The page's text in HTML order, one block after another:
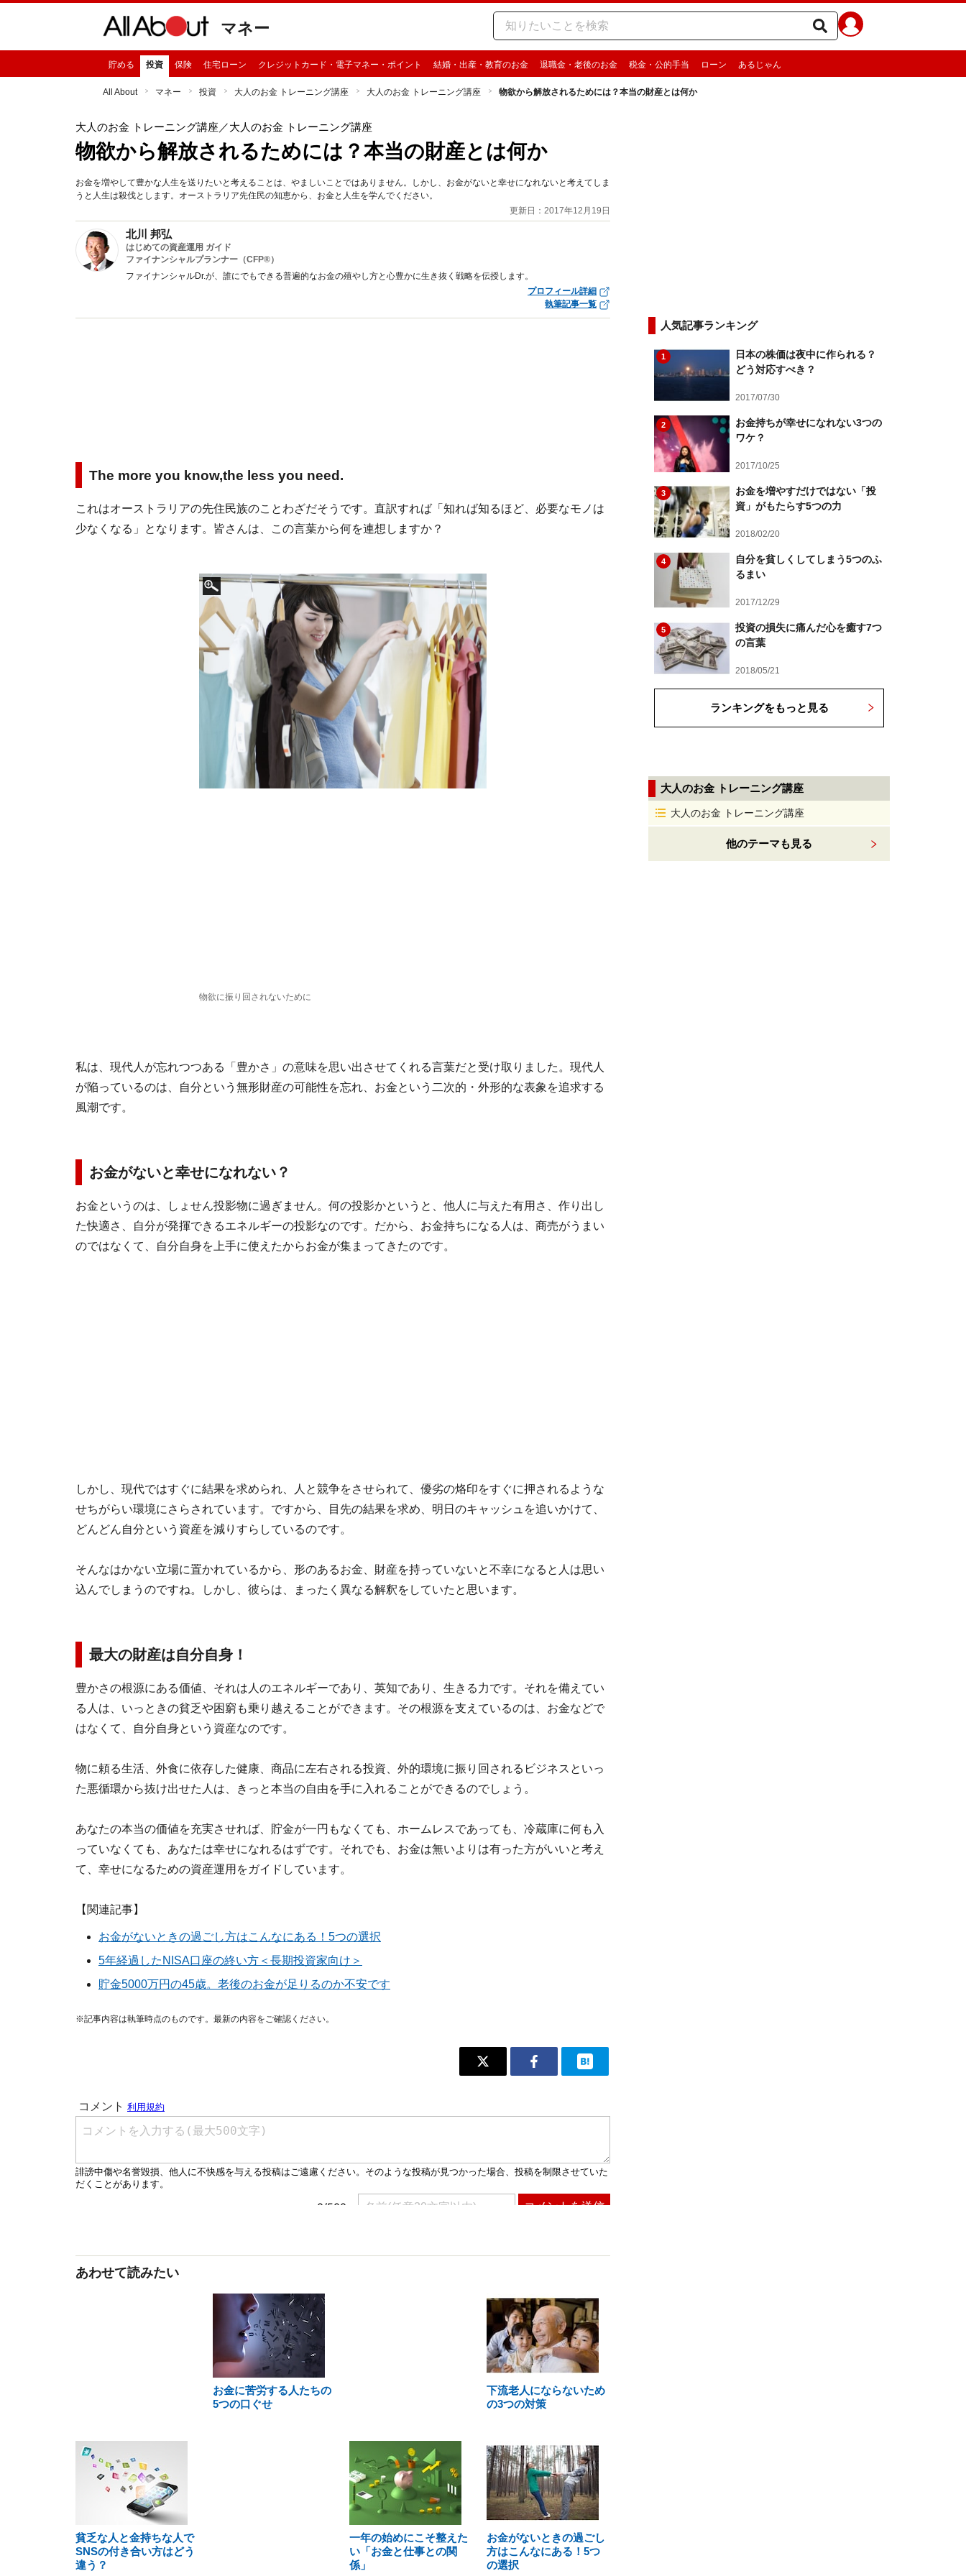
マネー
貯める 投資 保険 住宅ローン クレジットカード・電子マネー・ポイント 結婚・出産・教育のお金 退職金・老後のお金 税金・公的手当 ローン あるじゃん
All About マネー 投資 大人のお金 トレーニング講座 大人のお金 トレーニング講座 物欲から解放されるためには？本当の財産とは何か
大人のお金 トレーニング講座 ／大人のお金 トレーニング講座
物欲から解放されるためには？本当の財産とは何か
お金を増やして豊かな人生を送りたいと考えることは、やましいことではありません。しかし、お金がないと幸せになれないと考えてしま
うと人生は殺伐とします。オーストラリア先住民の知恵から、お金と人生を学んでください。
更新日：2017年12月19日
北川 邦弘
はじめての資産運用 ガイド
ファイナンシャルプランナー（CFP®）
ファイナンシャルDr.が、誰にでもできる普遍的なお金の殖やし方と心豊かに生き抜く戦略を伝授します。
プロフィール詳細
執筆記事一覧
The more you know,the less you need.
これはオーストラリアの先住民族のことわざだそうです。直訳すれば「知れば知るほど、必要なモノは
少なくなる」となります。皆さんは、この言葉から何を連想しますか？
物欲に振り回されないために
私は、現代人が忘れつつある「豊かさ」の意味を思い出させてくれる言葉だと受け取りました。現代人
が陥っているのは、自分という無形財産の可能性を忘れ、お金という二次的・外形的な表象を追求する
風潮です。
お金がないと幸せになれない？
お金というのは、しょせん投影物に過ぎません。何の投影かというと、他人に与えた有用さ、作り出し
た快適さ、自分が発揮できるエネルギーの投影なのです。だから、お金持ちになる人は、商売がうまい
のではなくて、自分自身を上手に使えたからお金が集まってきたのです。
しかし、現代ではすぐに結果を求められ、人と競争をさせられて、優劣の烙印をすぐに押されるような
せちがらい環境にさらされています。ですから、目先の結果を求め、明日のキャッシュを追いかけて、
どんどん自分という資産を減りすらしているのです。
そんなはかない立場に置かれているから、形のあるお金、財産を持っていないと不幸になると人は思い
込んでしまうのですね。しかし、彼らは、まったく異なる解釈をしていたと思います。
最大の財産は自分自身！
豊かさの根源にある価値、それは人のエネルギーであり、英知であり、生きる力です。それを備えてい
る人は、いっときの貧乏や困窮も乗り越えることができます。その根源を支えているのは、お金などで
はなくて、自分自身という資産なのです。
物に頼る生活、外食に依存した健康、商品に左右される投資、外的環境に振り回されるビジネスといっ
た悪循環から抜け出せた人は、きっと本当の自由を手に入れることができるのでしょう。
あなたの本当の価値を充実させれば、貯金が一円もなくても、ホームレスであっても、冷蔵庫に何も入
っていなくても、あなたは幸せになれるはずです。それでも、お金は無いよりは有った方がいいと考え
て、幸せになるための資産運用をガイドしています。
【関連記事】
お金がないときの過ごし方はこんなにある！5つの選択
5年経過したNISA口座の終い方＜長期投資家向け＞
貯金5000万円の45歳。老後のお金が足りるのか不安です
※記事内容は執筆時点のものです。最新の内容をご確認ください。
あわせて読みたい
お金に苦労する人たちの
5つの口ぐせ
下流老人にならないため
の3つの対策
貧乏な人と金持ちな人で
SNSの付き合い方はどう
違う？
一年の始めにこそ整えた
い「お金と仕事との関
係」
お金がないときの過ごし
方はこんなにある！5つ
の選択
人気記事ランキング
1
日本の株価は夜中に作られる？
どう対応すべき？
2017/07/30
2
お金持ちが幸せになれない3つの
ワケ？
2017/10/25
3
お金を増やすだけではない「投
資」がもたらす5つの力
2018/02/20
4
自分を貧しくしてしまう5つのふ
るまい
2017/12/29
5
投資の損失に痛んだ心を癒す7つ
の言葉
2018/05/21
ランキングをもっと見る
大人のお金 トレーニング講座
大人のお金 トレーニング講座
他のテーマも見る